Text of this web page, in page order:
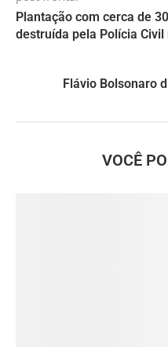
Plantação com cerca de
destruída pela Polícia
Flávio Bolsonaro
VOCÊ